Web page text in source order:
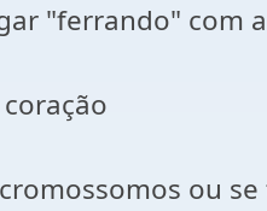
"ferrando" com
ou